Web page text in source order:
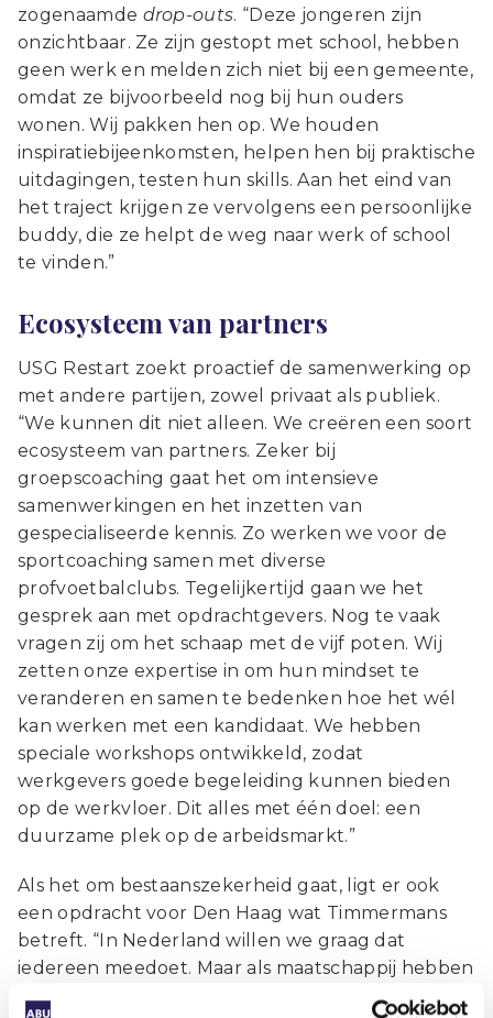
zogenaamde drop-outs. “Deze jongeren zijn
onzichtbaar. Ze zijn gestopt met school, hebben
geen werk en melden zich niet bij een gemeente,
omdat ze bijvoorbeeld nog bij hun ouders
wonen. Wij pakken hen op. We houden
inspiratiebijeenkomsten, helpen hen bij praktische
uitdagingen, testen hun skills. Aan het eind van
het traject krijgen ze vervolgens een persoonlijke
buddy, die ze helpt de weg naar werk of school
te vinden.”
Ecosysteem van partners
USG Restart zoekt proactief de samenwerking op
met andere partijen, zowel privaat als publiek.
“We kunnen dit niet alleen. We creëren een soort
ecosysteem van partners. Zeker bij
groepscoaching gaat het om intensieve
samenwerkingen en het inzetten van
gespecialiseerde kennis. Zo werken we voor de
sportcoaching samen met diverse
profvoetbalclubs. Tegelijkertijd gaan we het
gesprek aan met opdrachtgevers. Nog te vaak
vragen zij om het schaap met de vijf poten. Wij
zetten onze expertise in om hun mindset te
veranderen en samen te bedenken hoe het wél
kan werken met een kandidaat. We hebben
speciale workshops ontwikkeld, zodat
werkgevers goede begeleiding kunnen bieden
op de werkvloer. Dit alles met één doel: een
duurzame plek op de arbeidsmarkt.”
Als het om bestaanszekerheid gaat, ligt er ook
een opdracht voor Den Haag wat Timmermans
betreft. “In Nederland willen we graag dat
iedereen meedoet. Maar als maatschappij hebben
we wel heel hoge drempels opgeworpen. Er zijn